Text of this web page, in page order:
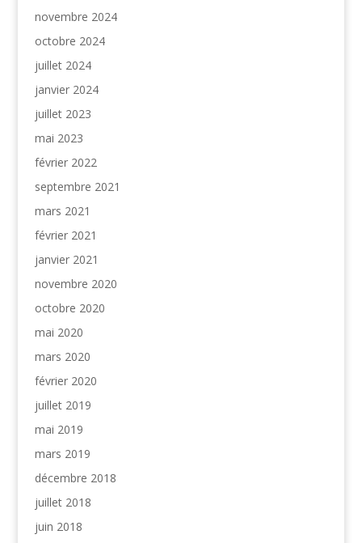
novembre 2024
octobre 2024
juillet 2024
janvier 2024
juillet 2023
mai 2023
février 2022
septembre 2021
mars 2021
février 2021
janvier 2021
novembre 2020
octobre 2020
mai 2020
mars 2020
février 2020
juillet 2019
mai 2019
mars 2019
décembre 2018
juillet 2018
juin 2018